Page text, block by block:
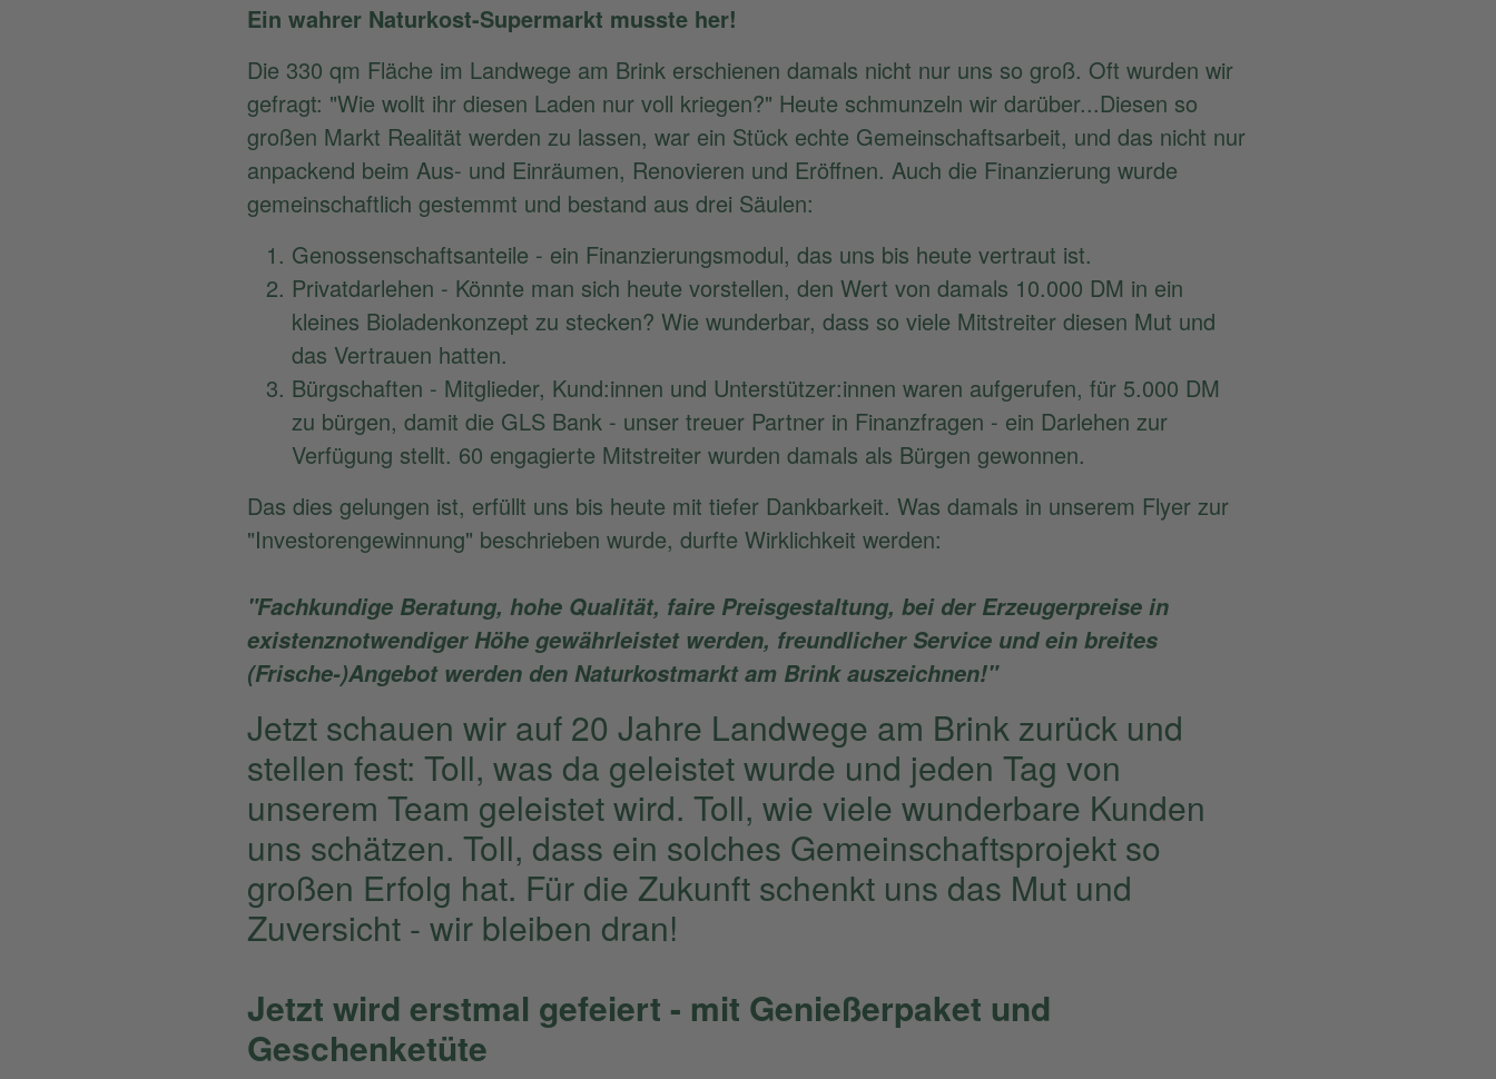
Ein wahrer Naturkost-Supermarkt musste her!
Die 330 qm Fläche im Landwege am Brink erschienen damals nicht nur uns so groß. Oft wurden wir
gefragt: "Wie wollt ihr diesen Laden nur voll kriegen?" Heute schmunzeln wir darüber...Diesen so
großen Markt Realität werden zu lassen, war ein Stück echte Gemeinschaftsarbeit, und das nicht nur
anpackend beim Aus- und Einräumen, Renovieren und Eröffnen. Auch die Finanzierung wurde
gemeinschaftlich gestemmt und bestand aus drei Säulen:
Genossenschaftsanteile - ein Finanzierungsmodul, das uns bis heute vertraut ist.
Privatdarlehen - Könnte man sich heute vorstellen, den Wert von damals 10.000 DM in ein
kleines Bioladenkonzept zu stecken? Wie wunderbar, dass so viele Mitstreiter diesen Mut und
das Vertrauen hatten.
Bürgschaften - Mitglieder, Kund:innen und Unterstützer:innen waren aufgerufen, für 5.000 DM
zu bürgen, damit die GLS Bank - unser treuer Partner in Finanzfragen - ein Darlehen zur
Verfügung stellt. 60 engagierte Mitstreiter wurden damals als Bürgen gewonnen.
Das dies gelungen ist, erfüllt uns bis heute mit tiefer Dankbarkeit. Was damals in unserem Flyer zur
"Investorengewinnung" beschrieben wurde, durfte Wirklichkeit werden:
"Fachkundige Beratung, hohe Qualität, faire Preisgestaltung, bei der Erzeugerpreise in
existenznotwendiger Höhe gewährleistet werden, freundlicher Service und ein breites
(Frische-)Angebot werden den Naturkostmarkt am Brink auszeichnen!"
Jetzt schauen wir auf 20 Jahre Landwege am Brink zurück und
stellen fest: Toll, was da geleistet wurde und jeden Tag von
unserem Team geleistet wird. Toll, wie viele wunderbare Kunden
uns schätzen. Toll, dass ein solches Gemeinschaftsprojekt so
großen Erfolg hat. Für die Zukunft schenkt uns das Mut und
Zuversicht - wir bleiben dran!
Jetzt wird erstmal gefeiert - mit Genießerpaket und
Geschenketüte